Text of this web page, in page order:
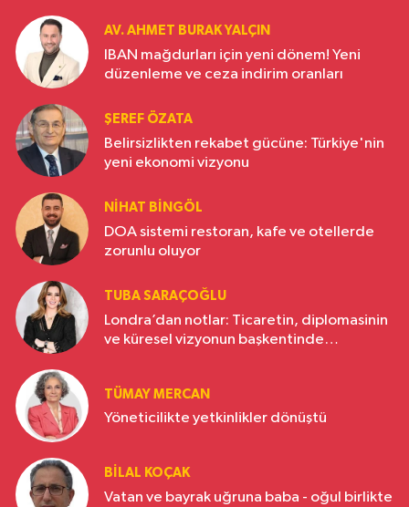
AV. AHMET BURAK YALÇIN
IBAN mağdurları için yeni dönem! Yeni
düzenleme ve ceza indirim oranları
ŞEREF ÖZATA
Belirsizlikten rekabet gücüne: Türkiye'nin
yeni ekonomi vizyonu
NIHAT BINGÖL
DOA sistemi restoran, kafe ve otellerde
zorunlu oluyor
TUBA SARAÇOĞLU
Londra’dan notlar: Ticaretin, diplomasinin
ve küresel vizyonun başkentinde
TÜMAY MERCAN
Yöneticilikte yetkinlikler dönüştü
BILAL KOÇAK
Vatan ve bayrak uğruna baba - oğul birlikte